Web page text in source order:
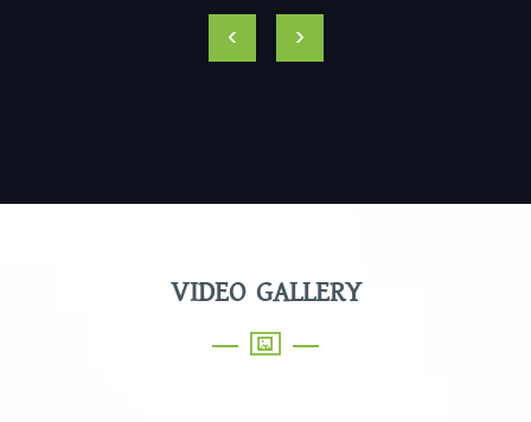
‹ ›
VIDEO GALLERY